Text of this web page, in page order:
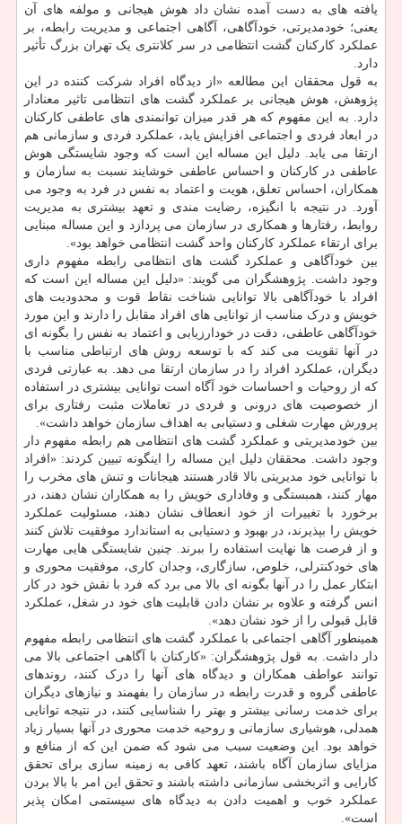
یافته های به دست آمده نشان داد هوش هیجانی و مولفه های آن
یعنی؛ خودمدیرتی، خودآگاهی، آگاهی اجتماعی و مدیریت رابطه، بر
عملکرد کارکنان گشت انتظامی در سر کلانتری یک تهران بزرگ تأثیر
دارد.
به قول محققان این مطالعه «از دیدگاه افراد شرکت کننده در این
پژوهش، هوش هیجانی بر عملکرد گشت های انتظامی تاثیر معنادار
دارد. به این مفهوم که هر قدر میزان توانمندی های عاطفی کارکنان
در ابعاد فردی و اجتماعی افزایش یابد، عملکرد فردی و سازمانی هم
ارتقا می یابد. دلیل این مساله این است که وجود شایستگی هوش
عاطفی در کارکنان و احساس عاطفی خوشایند نسبت به سازمان و
همکاران، احساس تعلق، هویت و اعتماد به نفس در فرد به وجود می
آورد. در نتیجه با انگیزه، رضایت مندی و تعهد بیشتری به مدیریت
روابط، رفتارها و همکاری در سازمان می پردازد و این مساله مبنایی
برای ارتقاء عملکرد کارکنان واحد گشت انتظامی خواهد بود».
بین خودآگاهی و عملکرد گشت های انتظامی رابطه مفهوم داری
وجود داشت. پژوهشگران می گویند: «دلیل این مساله این است که
افراد با خودآگاهی بالا توانایی شناخت نقاط قوت و محدودیت های
خویش و درک مناسب از توانایی های افراد مقابل را دارند و این مورد
خودآگاهی عاطفی، دقت در خودارزیابی و اعتماد به نفس را بگونه ای
در آنها تقویت می کند که با توسعه روش های ارتباطی مناسب با
دیگران، عملکرد افراد را در سازمان ارتقا می دهد. به عبارتی فردی
که از روحیات و احساسات خود آگاه است توانایی بیشتری در استفاده
از خصوصیت های درونی و فردی در تعاملات مثبت رفتاری برای
پرورش مهارت شغلی و دستیابی به اهداف سازمان خواهد داشت».
بین خودمدیریتی و عملکرد گشت های انتظامی هم رابطه مفهوم دار
وجود داشت. محققان دلیل این مساله را اینگونه تبیین کردند: «افراد
با توانایی خود مدیریتی بالا قادر هستند هیجانات و تنش های مخرب را
مهار کنند، همبستگی و وفاداری خویش را به همکاران نشان دهند، در
برخورد با تغییرات از خود انعطاف نشان دهند، مسئولیت عملکرد
خویش را بپذیرند، در بهبود و دستیابی به استاندارد موفقیت تلاش کنند
و از فرصت ها نهایت استفاده را ببرند. چنین شایستگی هایی مهارت
های خودکنترلی، خلوص، سازگاری، وجدان کاری، موفقیت محوری و
ابتکار عمل را در آنها بگونه ای بالا می برد که فرد با نقش خود در کار
انس گرفته و علاوه بر نشان دادن قابلیت های خود در شغل، عملکرد
قابل قبولی را از خود نشان دهد».
همینطور آگاهی اجتماعی با عملکرد گشت های انتظامی رابطه مفهوم
دار داشت. به قول پژوهشگران: «کارکنان با آگاهی اجتماعی بالا می
توانند عواطف همکاران و دیدگاه های آنها را درک کنند، روندهای
عاطفی گروه و قدرت رابطه در سازمان را بفهمند و نیازهای دیگران
برای خدمت رسانی بیشتر و بهتر را شناسایی کنند، در نتیجه توانایی
همدلی، هوشیاری سازمانی و روحیه خدمت محوری در آنها بسیار زیاد
خواهد بود. این وضعیت سبب می شود که ضمن این که از منافع و
مزایای سازمان آگاه باشند، تعهد کافی به زمینه سازی برای تحقق
کارایی و اثربخشی سازمانی داشته باشند و تحقق این امر با بالا بردن
عملکرد خوب و اهمیت دادن به دیدگاه های سیستمی امکان پذیر
است».